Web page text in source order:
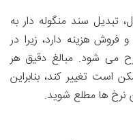
تبدیل سند منگوله دار به
هزینه دارد، زیرا در
می شود. مبالغ دقیق هر
است تغییر کند، بنابراین
نرخ ها مطلع شوید.